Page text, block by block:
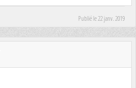
Publié le22 janv. 2019